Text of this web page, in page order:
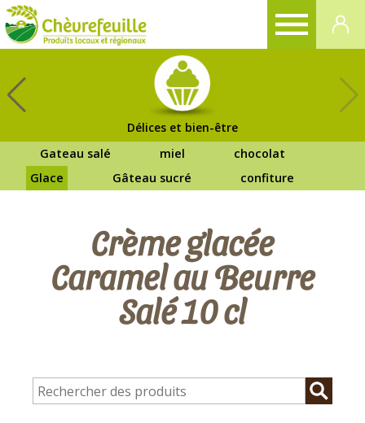
Délices et bien-être
Gateau salé
miel
chocolat
Glace
Gâteau sucré confiture
Crème glacée
Caramel au Beurre
Salé 10 cl